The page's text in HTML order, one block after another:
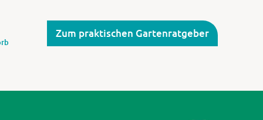
Zum praktischen Gartenratgeber